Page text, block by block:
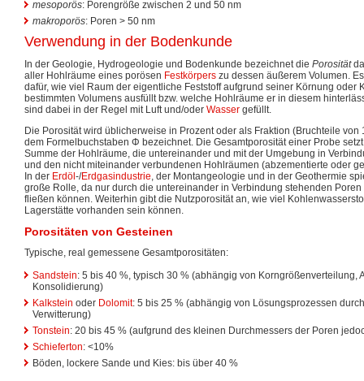
mesoporös: Porengröße zwischen 2 und 50 nm
makroporös: Poren > 50 nm
Verwendung in der Bodenkunde
In der Geologie, Hydrogeologie und Bodenkunde bezeichnet die Porosität
aller Hohlräume eines porösen Festkörpers zu dessen äußerem Volumen.
dafür, wie viel Raum der eigentliche Feststoff aufgrund seiner Körnung oder
bestimmten Volumens ausfüllt bzw. welche Hohlräume er in diesem
sind dabei in der Regel mit Luft und/oder Wasser gefüllt.
Die Porosität wird üblicherweise in Prozent oder als Fraktion (Bruchteile
dem Formelbuchstaben Φ bezeichnet. Die Gesamtporosität einer Probe
Summe der Hohlräume, die untereinander und mit der Umgebung in
und den nicht miteinander verbundenen Hohlräumen (abzementierte oder
In der Erdöl -/Erdgasindustrie, der Montangeologie und in der Geothermie
große Rolle, da nur durch die untereinander in Verbindung stehenden Poren
fließen können. Weiterhin gibt die Nutzporosität an, wie viel
Lagerstätte vorhanden sein können.
Porositäten von Gesteinen
Typische, real gemessene Gesamtporositäten:
Sandstein: 5 bis 40 %, typisch 30 % (abhängig von Korngrößenverteilung,
Konsolidierung)
Kalkstein oder Dolomit: 5 bis 25 % (abhängig von Lösungsprozessen
Verwitterung)
Tonstein: 20 bis 45 % (aufgrund des kleinen Durchmessers der Poren
Schieferton: <10%
Böden, lockere Sande und Kies: bis über 40 %